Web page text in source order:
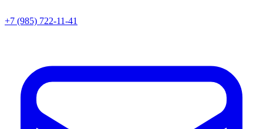
+7 (985) 722-11-41